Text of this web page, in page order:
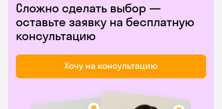
Сложно сделать выбор —
оставьте заявку на бесплатную
консультацию
Хочу на консультацию